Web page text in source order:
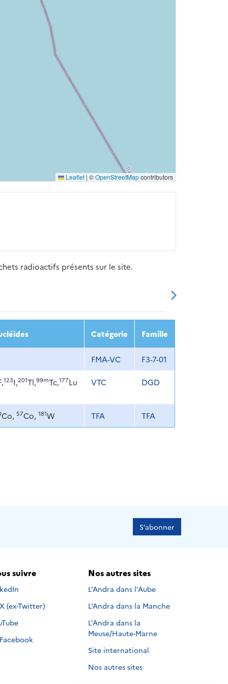
Leaflet | ©OpenStreetMapcontributors
radioactifs présents sur le site.
2021 2022 2023
Catégorie Famille
FMA-VC F3-7-01
123I,201Tl,99mTc,177Lu VTC DGD
Co, 57Co, 181W TFA TFA
S’abonner
suivre
suivre sur
suivre sur
(ex-Twitter)
suivre sur
suivre sur
Nos autres sites
L'Andra dans l'Aube
L'Andra dans la Manche
L'Andra dans la
Meuse/Haute-Marne
Site international
Nos autres sites